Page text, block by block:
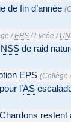
de fin d’année (
/EPS /Lycée /
de raid
EPS (Collège
l’AS
restent